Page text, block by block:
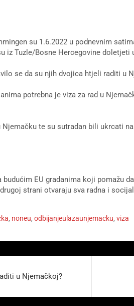
su 1.6.2022 u podnevnim
iz Tuzle/Bosne Hercegovine doletjeti
se da su njih dvojica htjeli raditi u
potrebna je viza za rad u
te su sutradan bili ukrcati
EU gradanima koji pomažu
strani otvaraju sva radna i
, noneu, odbijanjeulazaunjemacku, viza
u Njemačkoj?